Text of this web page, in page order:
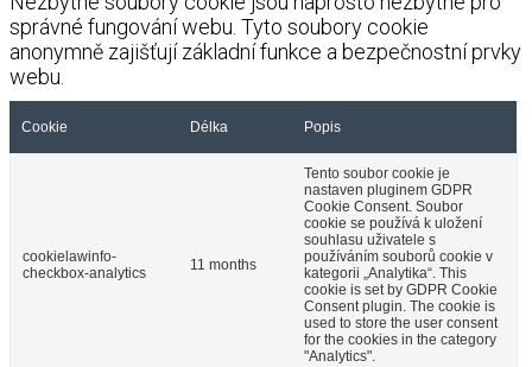
správné fungování webu. Tyto soubory cookie
anonymně zajišťují základní funkce a bezpečnostní prvky
webu.
Cookie Délka Popis
cookielawinfo-
checkbox-analytics
11 months
Tento soubor cookie je
nastaven pluginem GDPR
Cookie Consent. Soubor
cookie se používá k uložení
souhlasu uživatele s
používáním souborů cookie v
kategorii „Analytika“. This
cookie is set by GDPR Cookie
Consent plugin. The cookie is
used to store the user consent
for the cookies in the category
"Analytics".